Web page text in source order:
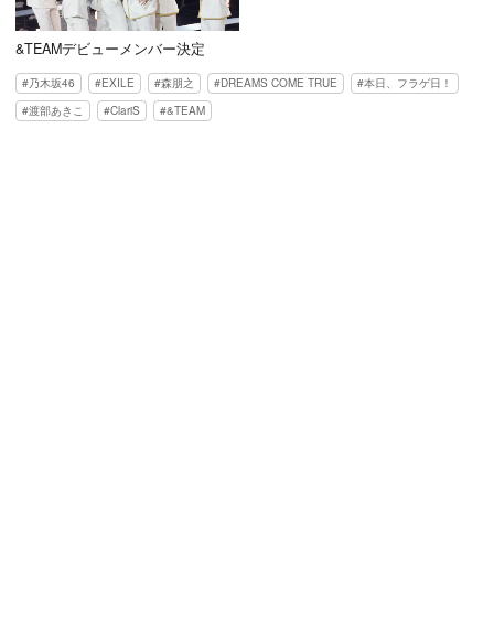
&TEAMデビューメンバー決定
乃木坂46 EXILE 森朋之 DREAMS COME TRUE
本日、フラゲ日！
渡部あきこ
ClariS &TEAM